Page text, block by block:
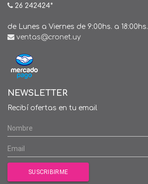
26 242424*
de Lunes a Viernes de 9:00hs. a 18:00hs.
ventas@cronet.uy
NEWSLETTER
Recibí ofertas en tu email